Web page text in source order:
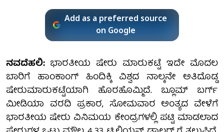
Add as a preferred source
on Google
ನವದೆಹಲಿ: ಭಾರತೀಯ ಷೇರು ಮಾರುಕಟ್ಟೆ ಇದೇ ಮೊದಲ
ಬಾರಿಗೆ ಹಾಂಕಾಂಗ್ ಹಿಂದಿಕ್ಕಿ ವಿಶ್ವದ ನಾಲ್ಕನೇ ಅತಿದೊಡ್ಡ
ಷೇರುಮಾರುಕಟ್ಟೆಯಾಗಿ ಹೊರಹೊಮ್ಮಿದೆ. ಬ್ಲೂಮ್ ಬರ್ಗ್
ಮೀಡಿಯಾ ವರದಿ ಪ್ರಕಾರ, ಸೋಮವಾರ ಅಂತ್ಯದ ವೇಳೆಗೆ
ಭಾರತೀಯ ಷೇರು ವಿನಿಮಯ ಕೇಂದ್ರಗಳಲ್ಲಿ ಪಟ್ಟಿ ಮಾಡಲಾದ